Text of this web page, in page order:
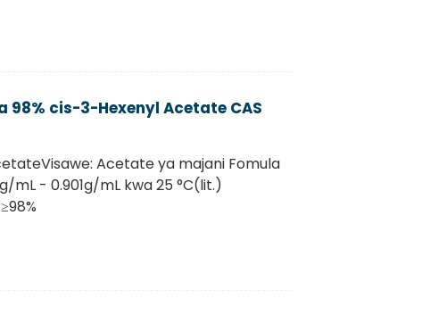
cis-3-Hexenyl Acetate CAS
Acetate ya majani Fomula
mL - 0.901g/mL kwa 25 °C(lit.)